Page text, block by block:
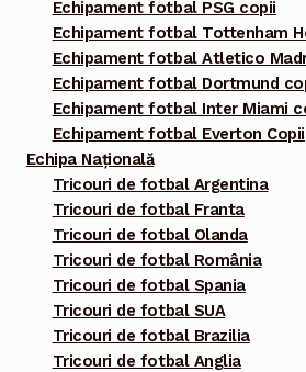
Echipament fotbal PSG copii
Echipament fotbal Tottenham
Echipament fotbal Atletico
Echipament fotbal Dortmund
Echipament fotbal Inter Miami
Echipament fotbal Everton Copii
Echipa Națională
Tricouri de fotbal Argentina
Tricouri de fotbal Franta
Tricouri de fotbal Olanda
Tricouri de fotbal România
Tricouri de fotbal Spania
Tricouri de fotbal SUA
Tricouri de fotbal Brazilia
Tricouri de fotbal Anglia